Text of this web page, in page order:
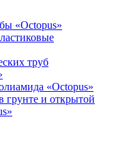
«Octopus»
труб
«Octopus»
грунте и открытой